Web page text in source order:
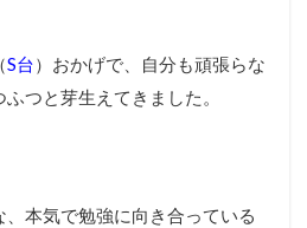
S台）おかげで、自分も頑張らな
つと芽生えてきました。
本気で勉強に向き合っている